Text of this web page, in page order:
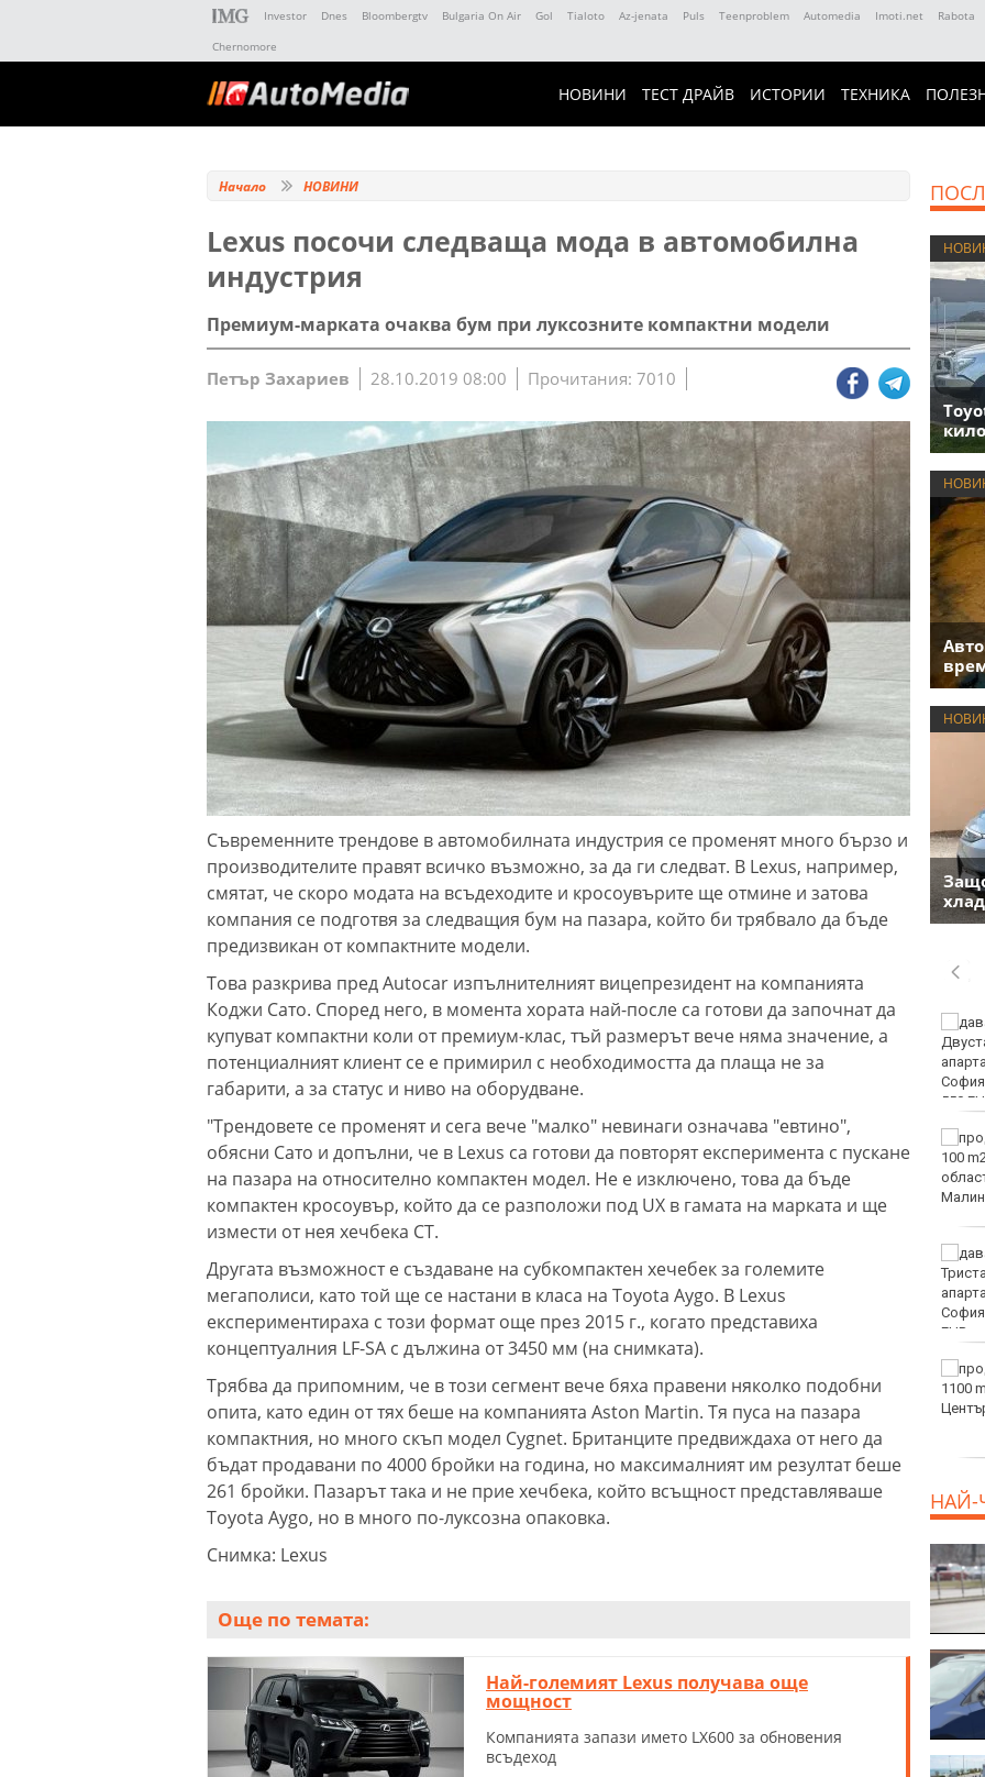
Investor Dnes Bloombergtv Bulgaria On Air Gol Tialoto Az-jenata Puls Teenproblem Automedia Imoti.net Rabota
Chernomore
НОВИНИ ТЕСТ ДРАЙВ ИСТОРИИ ТЕХНИКА
Начало НОВИНИ
Lexus посочи следваща мода в автомобилна
индустрия
Премиум-марката очаква бум при луксозните компактни модели
Петър Захариев 28.10.2019 08:00 Прочитания: 7010
Съвременните трендове в автомобилната индустрия се променят много бързо и
производителите правят всичко възможно, за да ги следват. В Lexus, например,
смятат, че скоро модата на всъдеходите и кросоувърите ще отмине и затова
компания се подготвя за следващия бум на пазара, който би трябвало да бъде
предизвикан от компактните модели.
Това разкрива пред Autocar изпълнителният вицепрезидент на компанията
Коджи Сато. Според него, в момента хората най-после са готови да започнат да
купуват компактни коли от премиум-клас, тъй размерът вече няма значение, а
потенциалният клиент се е примирил с необходимостта да плаща не за
габарити, а за статус и ниво на оборудване.
"Трендовете се променят и сега вече "малко" невинаги означава "евтино",
обясни Сато и допълни, че в Lexus са готови да повторят експеримента с пускане
на пазара на относително компактен модел. Не е изключено, това да бъде
компактен кросоувър, който да се разположи под UX в гамата на марката и ще
измести от нея хечбека CT.
Другата възможност е създаване на субкомпактен хечебек за големите
мегаполиси, като той ще се настани в класа на Toyota Aygo. В Lexus
експериментираха с този формат още през 2015 г., когато представиха
концептуалния LF-SA с дължина от 3450 мм (на снимката).
Трябва да припомним, че в този сегмент вече бяха правени няколко подобни
опита, като един от тях беше на компанията Aston Martin. Тя пуса на пазара
компактния, но много скъп модел Cygnet. Британците предвиждаха от него да
бъдат продавани по 4000 бройки на година, но максималният им резултат беше
261 бройки. Пазарът така и не прие хечбека, който всъщност представляваше
Toyota Aygo, но в много по-луксозна опаковка.
Снимка: Lexus
Още по темата:
Най-големият Lexus получава още
мощност
Компанията запази името LX600 за обновения
всъдеход
Двоен ръст на чревните
инфекции за седмица
във Варненско
Вечерен крос ще се
проведе тази събота в
Морската градина на
ловния сезон за пернат
дивеч
Атлетик (Провадия) за
Аматьорската купа
НАЙ-